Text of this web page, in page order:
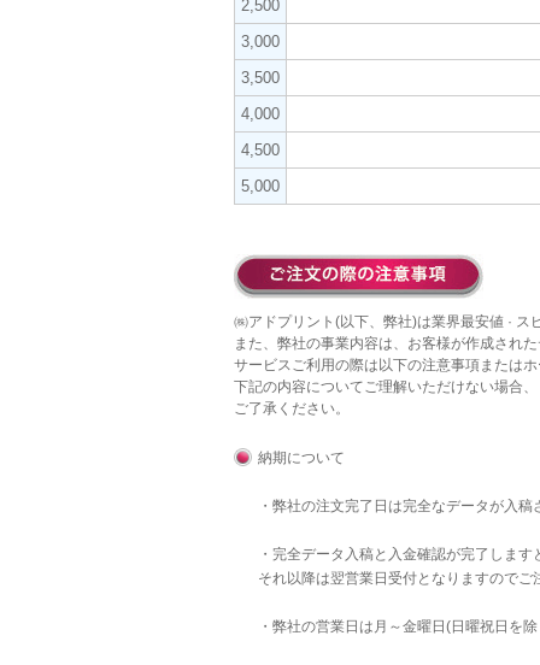
2,500
3,000
3,500
4,000
4,500
5,000
㈱アドプリント(以下、弊社)は業界最安値 ·
また、弊社の事業内容は、お客様が作成され
サービスご利用の際は以下の注意事項または
下記の内容についてご理解いただけない場合
ご了承ください。
納期について
・弊社の注文完了日は完全なデータが入
・完全データ入稿と入金確認が完了しま
それ以降は翌営業日受付となりますのでご
・弊社の営業日は月～金曜日(日曜祝日を